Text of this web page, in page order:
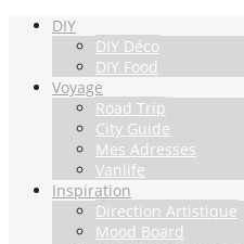
DIY
DIY Déco
DIY Food
Voyage
Road Trip
City Guide
Mes Adresses
Vanlife
Inspiration
Direction Artistique
Mood Board